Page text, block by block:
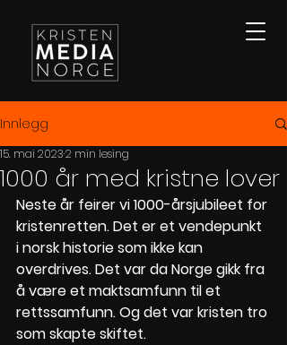
Innlegg
1000 år med kristne lover
15. mai 20232 min lesing
Neste år feirer vi 1000-årsjubileet for
kristenretten. Det er et vendepunkt
i norsk historie som ikke kan
overdrives. Det var da Norge gikk fra
å være et maktsamfunn til et
rettssamfunn. Og det var kristen tro
som skapte skiftet.